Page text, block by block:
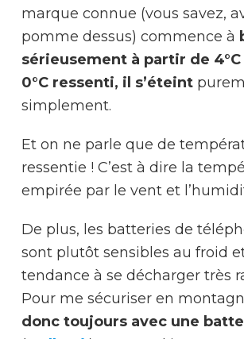
marque connue (vous savez,
pomme dessus) commence à
sérieusement à partir de 4°C
0°C ressenti, il s’éteint
simplement.
Et on ne parle que de
ressentie ! C’est à dire la
empirée par le vent et
De plus, les batteries de
sont plutôt sensibles au froid
tendance à se décharger très
Pour me sécuriser en
donc toujours avec une